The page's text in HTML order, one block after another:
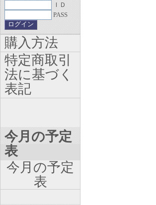
ＩＤ
PASS
購入方法
特定商取引
法に基づく
表記
今月の予定
表
今月の予定
表